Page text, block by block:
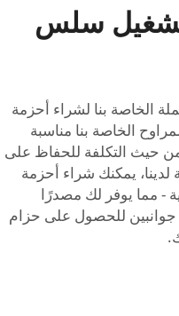
سلس
الخاصة بنا لشراء أحزمة
الخاصة بنا مناسبة
حيث التكلفة للحفاظ على
لدينا، يمكنك شراء أحزمة
- مما يوفر لك مصدرًا
جوانبين للحصول على حزام